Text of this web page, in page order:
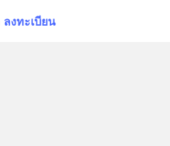
ลงทะเบียน